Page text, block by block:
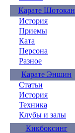
Карате Шотокан
История
Приемы
Ката
Персона
Разное
Карате Эншин
Статьи
История
Техника
Клубы и залы
Кикбоксинг